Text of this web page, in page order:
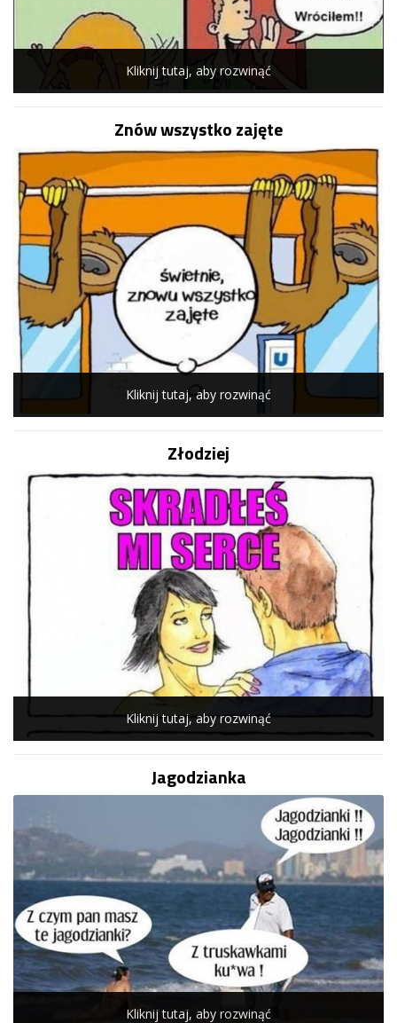
Kliknij tutaj, aby rozwinąć
Znów wszystko zajęte
Kliknij tutaj, aby rozwinąć
Złodziej
Kliknij tutaj, aby rozwinąć
Jagodzianka
Kliknij tutaj, aby rozwinąć